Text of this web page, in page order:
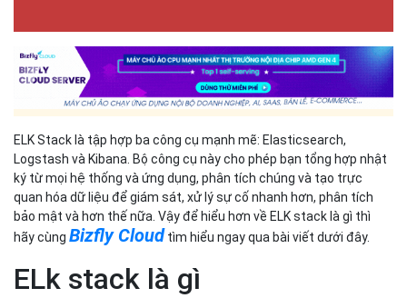
ELK Stack là tập hợp ba công cụ mạnh mẽ: Elasticsearch,
Logstash và Kibana. Bộ công cụ này cho phép bạn tổng hợp nhật
ký từ mọi hệ thống và ứng dụng, phân tích chúng và tạo trực
quan hóa dữ liệu để giám sát, xử lý sự cố nhanh hơn, phân tích
bảo mật và hơn thế nữa. Vậy để hiểu hơn về ELK stack là gì thì
hãy cùng Bizfly Cloud tìm hiểu ngay qua bài viết dưới đây.
ELk stack là gì